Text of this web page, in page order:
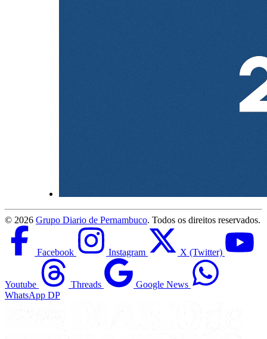
© 2026 Grupo Diario de Pernambuco. Todos os direitos reservados.
Facebook Instagram X (Twitter)
Youtube Threads
Google News
WhatsApp DP